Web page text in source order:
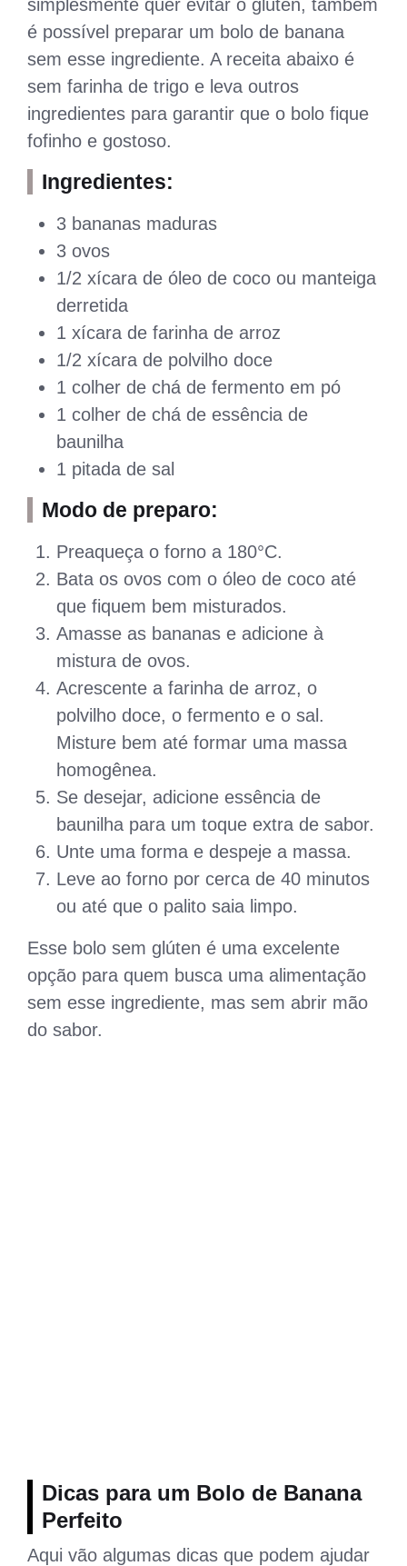
simplesmente quer evitar o glúten, também
é possível preparar um bolo de banana
sem esse ingrediente. A receita abaixo é
sem farinha de trigo e leva outros
ingredientes para garantir que o bolo fique
fofinho e gostoso.
Ingredientes:
3 bananas maduras
3 ovos
1/2 xícara de óleo de coco ou manteiga
derretida
1 xícara de farinha de arroz
1/2 xícara de polvilho doce
1 colher de chá de fermento em pó
1 colher de chá de essência de
baunilha
1 pitada de sal
Modo de preparo:
Preaqueça o forno a 180°C.
Bata os ovos com o óleo de coco até
que fiquem bem misturados.
Amasse as bananas e adicione à
mistura de ovos.
Acrescente a farinha de arroz, o
polvilho doce, o fermento e o sal.
Misture bem até formar uma massa
homogênea.
Se desejar, adicione essência de
baunilha para um toque extra de sabor.
Unte uma forma e despeje a massa.
Leve ao forno por cerca de 40 minutos
ou até que o palito saia limpo.
Esse bolo sem glúten é uma excelente
opção para quem busca uma alimentação
sem esse ingrediente, mas sem abrir mão
do sabor.
Dicas para um Bolo de Banana
Perfeito
Aqui vão algumas dicas que podem ajudar